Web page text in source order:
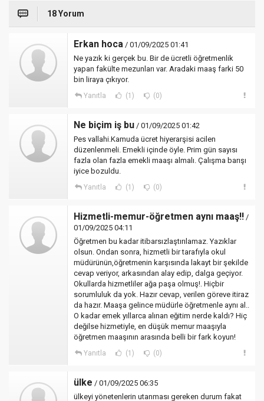
18 Yorum
Erkan hoca / 01/09/2025 01:41
Ne yazık ki gerçek bu. Bir de ücretli öğretmenlik
yapan fakülte mezunları var. Aradaki maaş farki 50
bin liraya çıkıyor.
Yanıtla (1) (0)
Ne biçim iş bu / 01/09/2025 01:42
Pes vallahi.Kamuda ücret hiyerarşisi acilen
düzenlenmeli. Emekli içinde öyle. Prim gün sayısı
fazla olan fazla emekli maaşı almalı. Çalışma barışı
iyice bozuldu.
Yanıtla (1) (0)
Hizmetli-memur-öğretmen aynı maaş!! /
01/09/2025 04:11
Öğretmen bu kadar itibarsızlaştırılamaz. Yazıklar
olsun. Ondan sonra, hizmetli bir tarafıyla okul
müdürünün,öğretmenin karşısında lakayt bir şekilde
cevap veriyor, arkasından alay edip, dalga geçiyor.
Okullarda hizmetliler ağa paşa olmuş!. Hiçbir
sorumluluk da yok. Hazır cevap, verilen göreve itiraz
da hazır. Maaşa gelince müdürle öğretmenle aynı al..
O kadar emek yıllarca alınan eğitim nerde kaldı? Hiç
değilse hizmetiyle, en düşük memur maaşıyla
öğretmen maaşının arasında belli bir fark koyun!
Yanıtla (1) (0)
ülke / 01/09/2025 06:35
ülkeyi yönetenlerin utanması gereken durum fakat